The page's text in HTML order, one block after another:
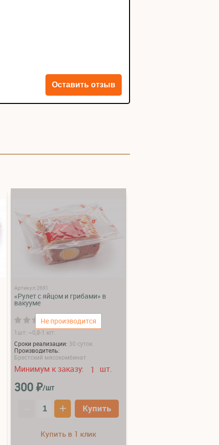
Не производится
Артикул:2691
«Рулет с яйцом и грибами» в
вакууме
(0)
1шт: ~0,8-1 кгг.
Сроки реализации: 30 суток
Производитель:
Брестский мясокомбинат
Минимум к заказу: 1 шт.
300₽/шт
+ Купить
Купить в 1 клик